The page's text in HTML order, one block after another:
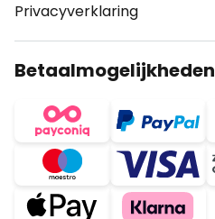
Privacyverklaring
Betaalmogelijkheden